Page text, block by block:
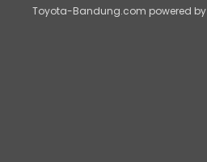
Toyota-Bandung.com powered by